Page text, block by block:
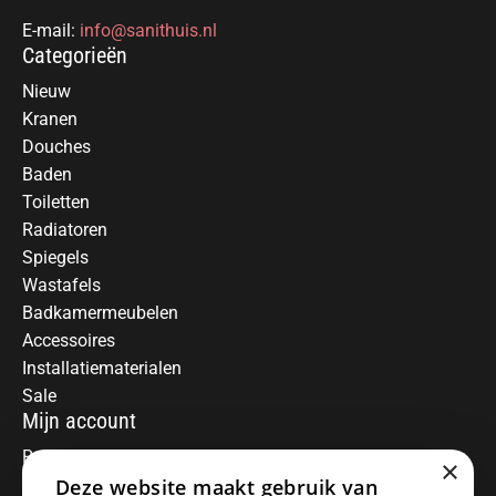
E-mail: info@sanithuis.nl
Categorieën
Nieuw
Kranen
Douches
Baden
Toiletten
Radiatoren
Spiegels
Wastafels
Badkamermeubelen
Accessoires
Installatiematerialen
Sale
Mijn account
Registreren
Mijn bestellingen
×
Deze website maakt gebruik van